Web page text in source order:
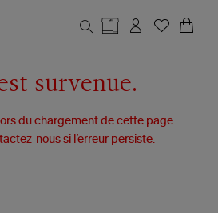
survenue.
du chargement de cette page.
nous si l’erreur persiste.